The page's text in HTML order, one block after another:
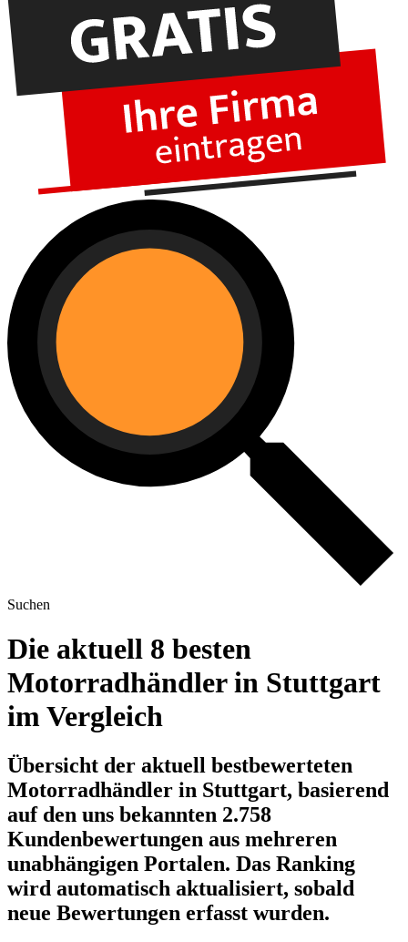
Suchen
Die aktuell 8 besten
Motorradhändler in Stuttgart
im Vergleich
Übersicht der aktuell bestbewerteten
Motorradhändler in Stuttgart, basierend
auf den uns bekannten 2.758
Kundenbewertungen aus mehreren
unabhängigen Portalen. Das Ranking
wird automatisch aktualisiert, sobald
neue Bewertungen erfasst wurden.